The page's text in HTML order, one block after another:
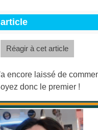
Réagir à cet article
encore laissé de
donc le premier !